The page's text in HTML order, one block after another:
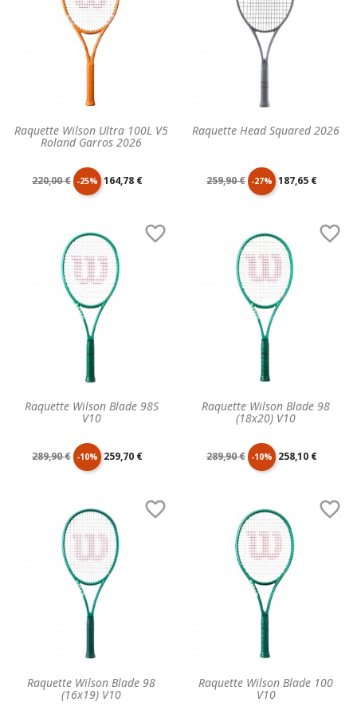
Raquette Wilson Ultra 100L V5
Roland Garros 2026
Prix
220,00 € -25% Prix
164,78 €
Raquette Head Squared 2026
Prix
259,90 € -27% Prix
187,65 €
Raquette Wilson Blade 98S
V10

Prix
289,90 € -10% Prix
259,70 €
Raquette Wilson Blade 98
(18x20) V10

Prix
289,90 € -10% Prix
258,10 €
Raquette Wilson Blade 98
(16x19) V10

Raquette Wilson Blade 100
V10
